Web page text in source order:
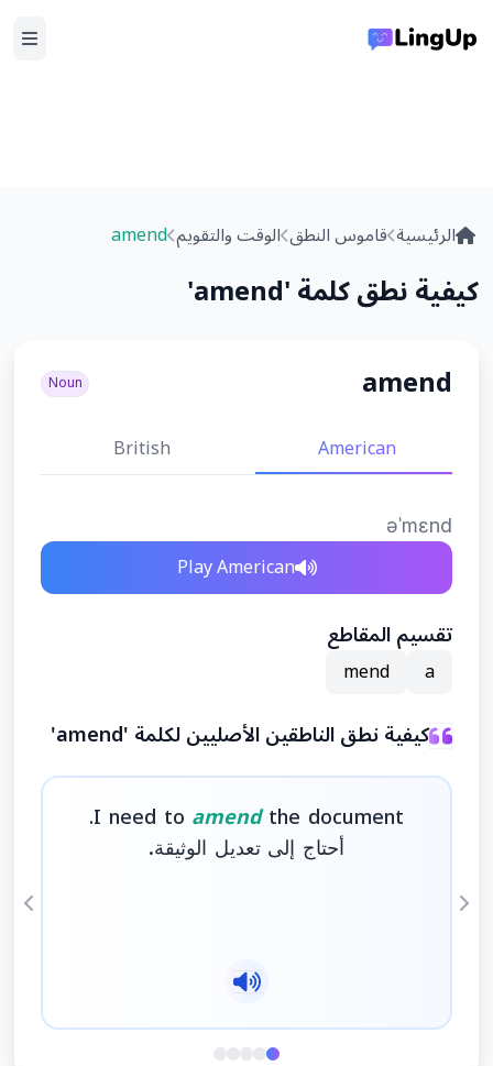
الرئيسية قاموس النطق الوقت والتقويم amend
كيفية نطق كلمة 'amend'
amend
Noun
American
British
əˈmɛnd
Play American
تقسيم المقاطع
a
mend
كيفية نطق الناطقين الأصليين لكلمة 'amend'
I need to amendthe document.
أحتاج إلى تعديل الوثيقة.
Next